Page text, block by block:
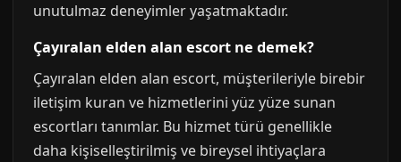
unutulmaz deneyimler yaşatmaktadır.
Çayıralan elden alan escort ne demek?
Çayıralan elden alan escort, müşterileriyle birebir
iletişim kuran ve hizmetlerini yüz yüze sunan
escortları tanımlar. Bu hizmet türü genellikle
daha kişiselleştirilmiş ve bireysel ihtiyaçlara